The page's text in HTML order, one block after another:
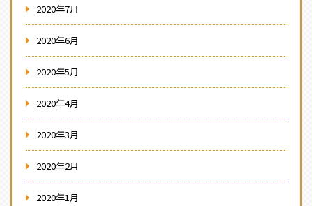
2020年7月
2020年6月
2020年5月
2020年4月
2020年3月
2020年2月
2020年1月